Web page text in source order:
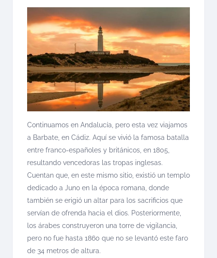
Continuamos en Andalucía, pero esta vez viajamos
a Barbate, en Cádiz. Aquí se vivió la famosa batalla
entre franco-españoles y británicos, en 1805,
resultando vencedoras las tropas inglesas.
Cuentan que, en este mismo sitio, existió un templo
dedicado a Juno en la época romana, donde
también se erigió un altar para los sacrificios que
servían de ofrenda hacia el dios. Posteriormente,
los árabes construyeron una torre de vigilancia,
pero no fue hasta 1860 que no se levantó este faro
de 34 metros de altura.